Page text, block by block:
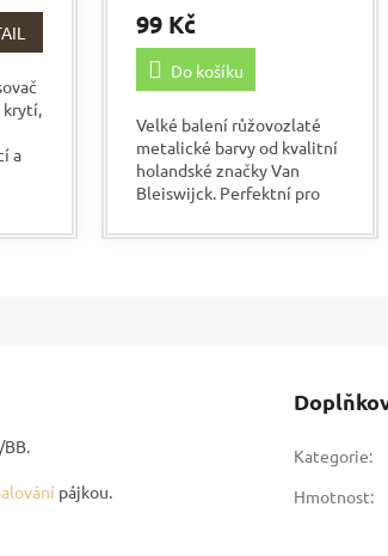
krytí,
a
99 Kč
Do košíku
Velké balení růžovozlaté
metalické barvy od kvalitní
holandské značky Van
Bleiswijck. Perfektní pro
především na dřevo. Velkou
pájkou.
Kategorie:
Hmotnost: